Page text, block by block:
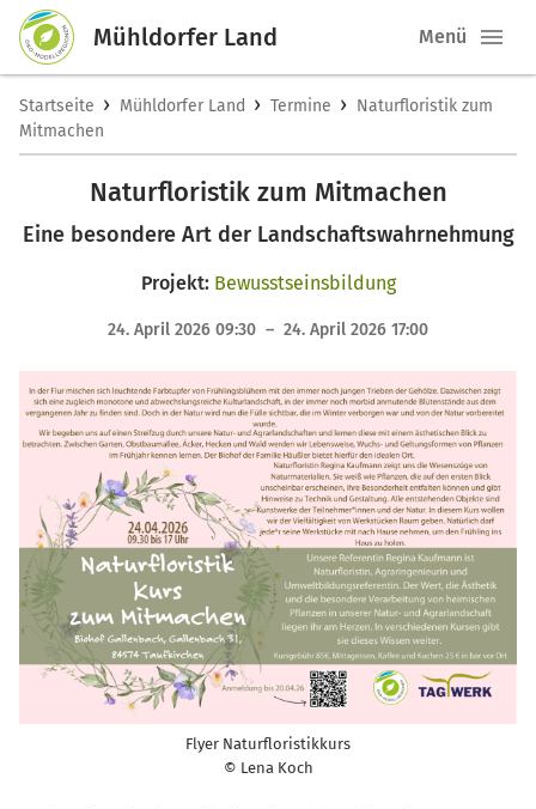
Mühldorfer Land Menü
Startseite › Mühldorfer Land › Termine › Naturfloristik zum
Mitmachen
Naturfloristik zum Mitmachen
Eine besondere Art der Landschaftswahrnehmung
Projekt: Bewusstseinsbildung
24. April 2026 09:30 – 24. April 2026 17:00
Flyer Naturfloristikkurs
© Lena Koch